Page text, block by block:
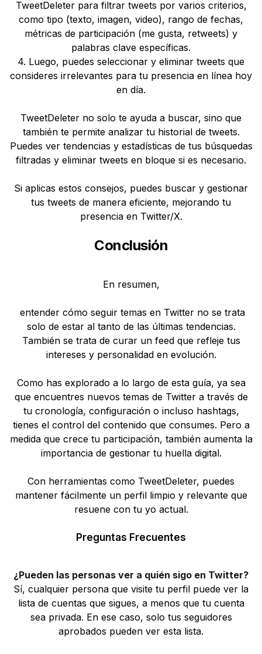
TweetDeleter para filtrar tweets por varios criterios,
como tipo (texto, imagen, video), rango de fechas,
métricas de participación (me gusta, retweets) y
palabras clave específicas.
4. Luego, puedes seleccionar y eliminar tweets que
consideres irrelevantes para tu presencia en línea hoy
en día.
TweetDeleter no solo te ayuda a buscar, sino que
también te permite analizar tu historial de tweets.
Puedes ver tendencias y estadísticas de tus búsquedas
filtradas y eliminar tweets en bloque si es necesario.
Si aplicas estos consejos, puedes buscar y gestionar
tus tweets de manera eficiente, mejorando tu
presencia en Twitter/X.
Conclusión
En resumen,
entender cómo seguir temas en Twitter no se trata
solo de estar al tanto de las últimas tendencias.
También se trata de curar un feed que refleje tus
intereses y personalidad en evolución.
Como has explorado a lo largo de esta guía, ya sea
que encuentres nuevos temas de Twitter a través de
tu cronología, configuración o incluso hashtags,
tienes el control del contenido que consumes. Pero a
medida que crece tu participación, también aumenta la
importancia de gestionar tu huella digital.
Con herramientas como TweetDeleter, puedes
mantener fácilmente un perfil limpio y relevante que
resuene con tu yo actual.
Preguntas Frecuentes
¿Pueden las personas ver a quién sigo en Twitter?
Sí, cualquier persona que visite tu perfil puede ver la
lista de cuentas que sigues, a menos que tu cuenta
sea privada. En ese caso, solo tus seguidores
aprobados pueden ver esta lista.